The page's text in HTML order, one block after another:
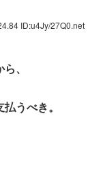
ID:u4Jy/27Q0.net
、
うべき。